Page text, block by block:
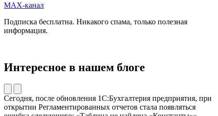
MAX-канал
Подписка бесплатна. Никакого спама, только полезная
информация.
Интересное в нашем блоге
Сегодня, после обновления 1С:Бухгалтерия предприятия, при
открытии Регламентированных отчетов стала появляться